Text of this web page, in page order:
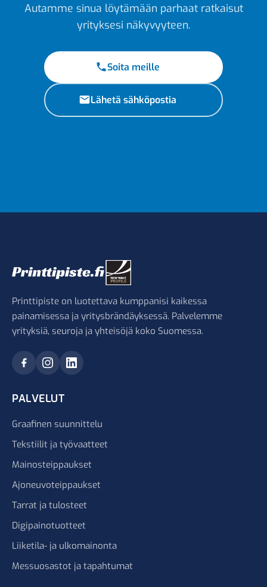
Autamme sinua löytämään parhaat ratkaisut
yrityksesi näkyvyyteen.
Soita meille
Lähetä sähköpostia
Printtipiste on luotettava kumppanisi kaikessa
painamisessa ja yritysbrändäyksessä. Palvelemme
yrityksiä, seuroja ja yhteisöjä koko Suomessa.
PALVELUT
Graafinen suunnittelu
Tekstiilit ja työvaatteet
Mainosteippaukset
Ajoneuvoteippaukset
Tarrat ja tulosteet
Digipainotuotteet
Liiketila- ja ulkomainonta
Messuosastot ja tapahtumat